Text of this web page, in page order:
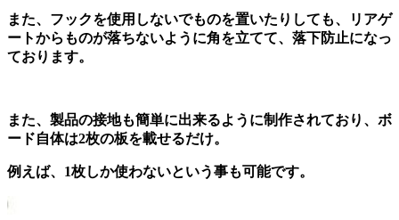
また、フックを使用しないでものを置いたりしても、リアゲ
ートからものが落ちないように角を立てて、落下防止になっ
ております。
また、製品の接地も簡単に出来るように制作されており、ボ
ード自体は2枚の板を載せるだけ。
例えば、1枚しか使わないという事も可能です。